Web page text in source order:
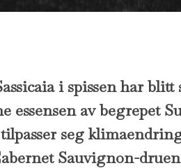
i spissen har
essensen av begrepet
seg
Sauvignon-